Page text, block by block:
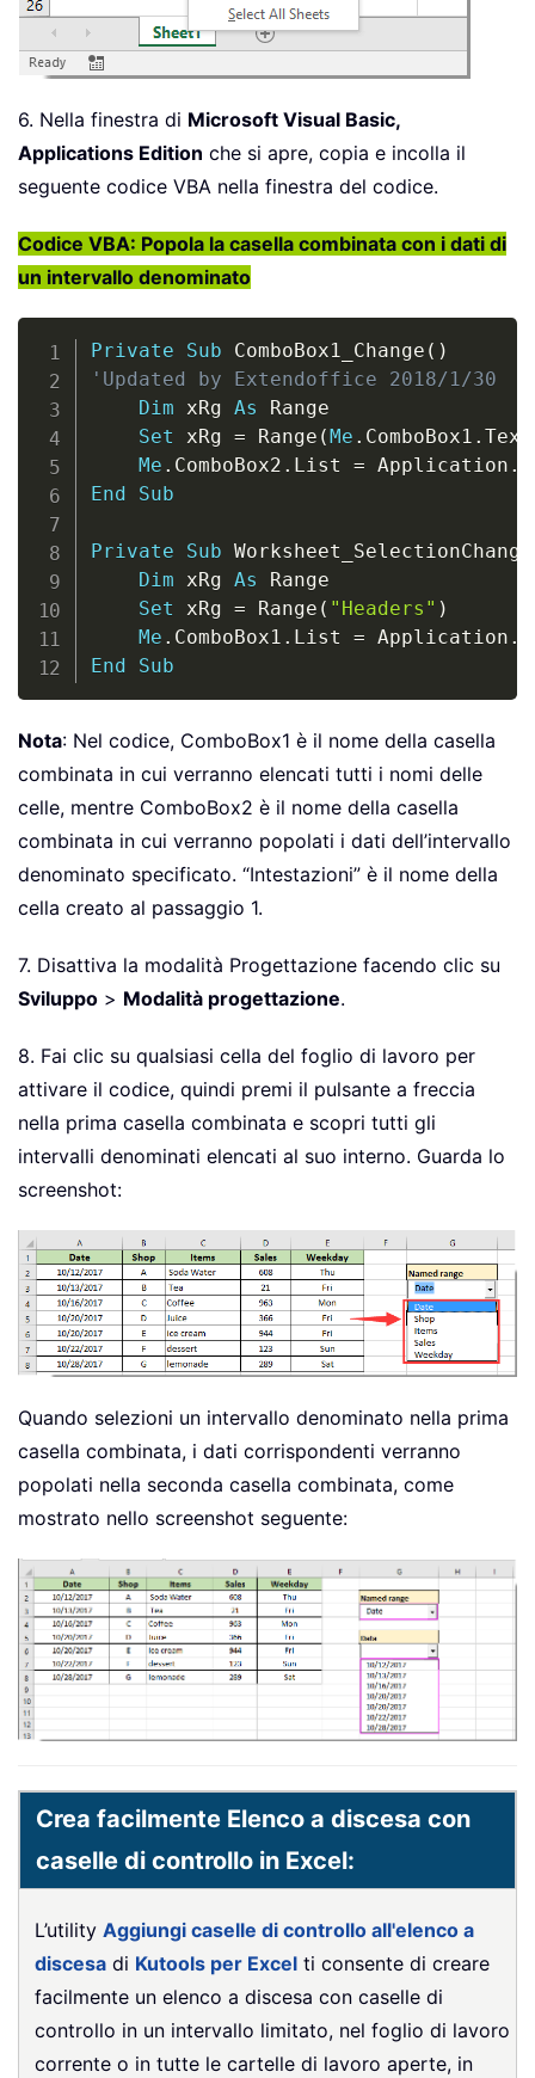
6. Nella finestra di Microsoft Visual Basic,
Applications Edition che si apre, copia e incolla il
seguente codice VBA nella finestra del codice.
Codice VBA: Popola la casella combinata con i dati di
un intervallo denominato
Private Sub ComboBox1_Change ( )
'Updated by Extendoffice 2018/1/30
Dim xRg As Range
Set xRg = Range (Me . ComboBox1 . Text
Me . ComboBox2 . List = Application .
End
Sub
Private Sub Worksheet_SelectionChange
Dim xRg As Range
Set xRg = Range ( "Headers" )
Me . ComboBox1 . List = Application .
End
Sub
Copy
Nota: Nel codice, ComboBox1 è il nome della casella
combinata in cui verranno elencati tutti i nomi delle
celle, mentre ComboBox2 è il nome della casella
combinata in cui verranno popolati i dati dell’intervallo
denominato specificato. “Intestazioni” è il nome della
cella creato al passaggio 1.
7. Disattiva la modalità Progettazione facendo clic su
Sviluppo > Modalità progettazione.
8. Fai clic su qualsiasi cella del foglio di lavoro per
attivare il codice, quindi premi il pulsante a freccia
nella prima casella combinata e scopri tutti gli
intervalli denominati elencati al suo interno. Guarda lo
screenshot:
Quando selezioni un intervallo denominato nella prima
casella combinata, i dati corrispondenti verranno
popolati nella seconda casella combinata, come
mostrato nello screenshot seguente:
Crea facilmente Elenco a discesa con
caselle di controllo in Excel:
L’utility Aggiungi caselle di controllo all'elenco a
discesa di Kutools per Excel ti consente di creare
facilmente un elenco a discesa con caselle di
controllo in un intervallo limitato, nel foglio di lavoro
corrente o in tutte le cartelle di lavoro aperte, in